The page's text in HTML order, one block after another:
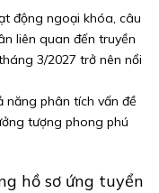
động ngoại khóa, câu
liên quan đến truyền
3/2027 trở nên nổi
năng phân tích vấn đề
tượng phong phú
hồ sơ ứng tuyển